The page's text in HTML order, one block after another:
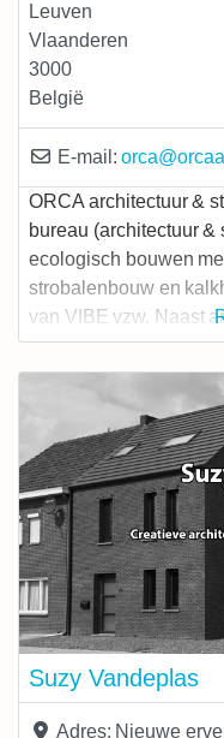
Leuven
Vlaanderen
3000
België
E-mail: orca@
ORCA architectuur &
bureau (architectuur
ecologisch bouwen
strobalenbouw en
van VIBE vzw. Naast
nadruk ligt op
stabiliteitsstudies uit.
ontwerpen, als voor
zowel voor
Suzy Vandeplas
Adres: Nieuwe